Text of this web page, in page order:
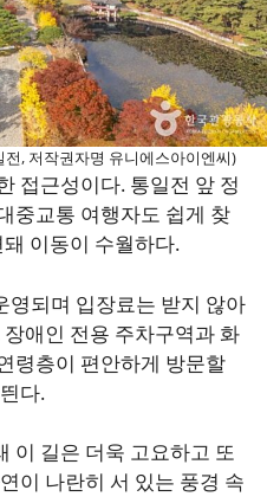
, 저작권자명 유니에스아이엔씨)
접근성이다. 통일전 앞 정
중교통 여행자도 쉽게 찾
이동이 수월하다.
영되며 입장료는 받지 않아
애인 전용 주차구역과 화
령층이 편안하게 방문할
다.
이 길은 더욱 고요하고 또
이 나란히 서 있는 풍경 속